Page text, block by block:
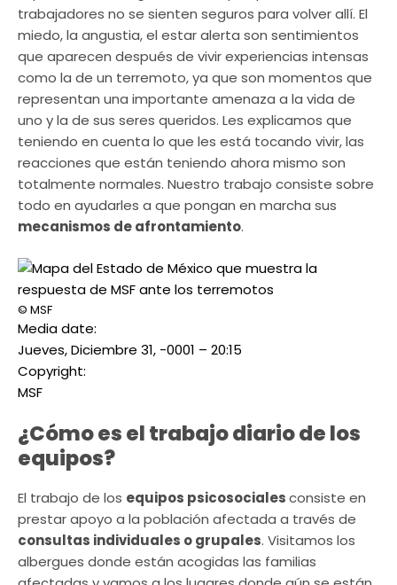
trabajadores no se sienten seguros para volver allí. El
miedo, la angustia, el estar alerta son sentimientos
que aparecen después de vivir experiencias intensas
como la de un terremoto, ya que son momentos que
representan una importante amenaza a la vida de
uno y la de sus seres queridos. Les explicamos que
teniendo en cuenta lo que les está tocando vivir, las
reacciones que están teniendo ahora mismo son
totalmente normales. Nuestro trabajo consiste sobre
todo en ayudarles a que pongan en marcha sus
mecanismos de afrontamiento.
© MSF
Media date:
Jueves, Diciembre 31, -0001 – 20:15
Copyright:
MSF
¿Cómo es el trabajo diario de los
equipos?
El trabajo de los equipos psicosocialesconsiste en
prestar apoyo a la población afectada a través de
consultas individuales o grupales. Visitamos los
albergues donde están acogidas las familias